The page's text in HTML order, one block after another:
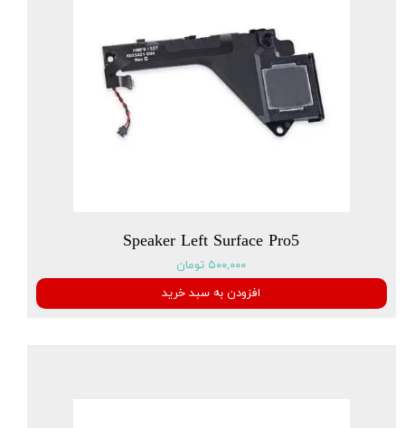
Speaker Left Surface Pro5
۵۰۰,۰۰۰ تومان
افزودن به سبد خرید